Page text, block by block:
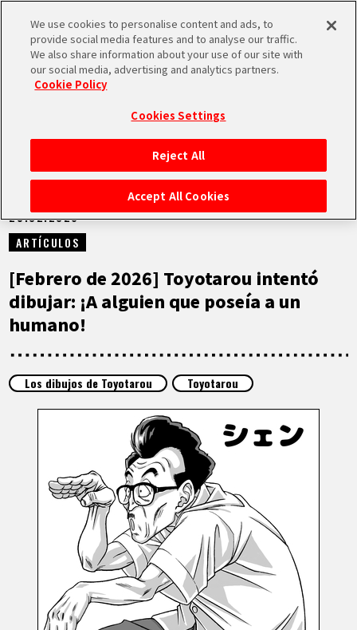
MEN
INICIO
NOTICIAS
LO MÁS DESTACADO
VÍDEOS
ARTÍCULOS
ACERCA DE
LANGUAGE
EN FR DE ES
NOTICIAS
25.02.2026
ARTÍCULOS
[Febrero de 2026] Toyotarou intentó
dibujar: ¡A alguien que poseía a un
humano!
Los dibujos de Toyotarou Toyotarou
We use cookies to personalise content and ads, to
provide social media features and to analyse our traffic.
We also share information about your use of our site with
our social media, advertising and analytics partners.
Cookie Policy
Cookies Settings
Reject All
Accept All Cookies